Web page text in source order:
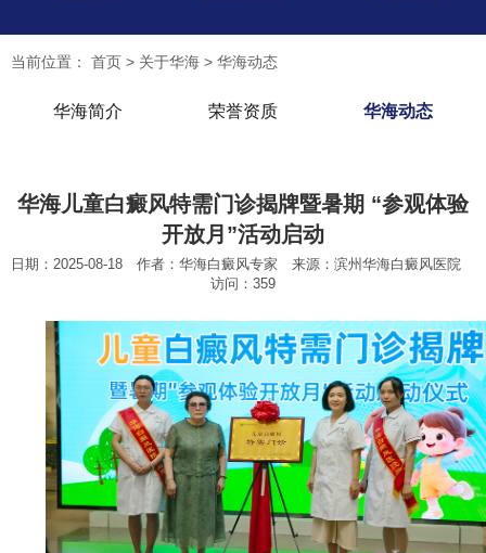
当前位置： 首页 > 关于华海 > 华海动态
华海简介 荣誉资质 华海动态
华海儿童白癜风特需门诊揭牌暨暑期 “参观体验
开放月”活动启动
日期：2025-08-18 作者：华海白癜风专家 来源：滨州华海白癜风医院
访问：359